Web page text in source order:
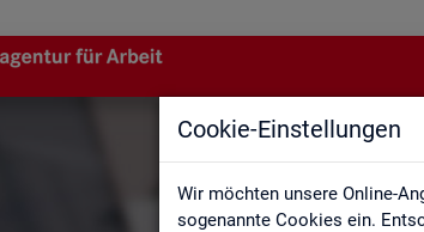
Cookie-Einstellungen
Wir möchten unsere Online-
sogenannte Cookies ein.